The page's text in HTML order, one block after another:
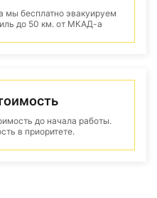
мы бесплатно эвакуируем
до 50 км. от МКАД-а
до начала работы.
в приоритете.